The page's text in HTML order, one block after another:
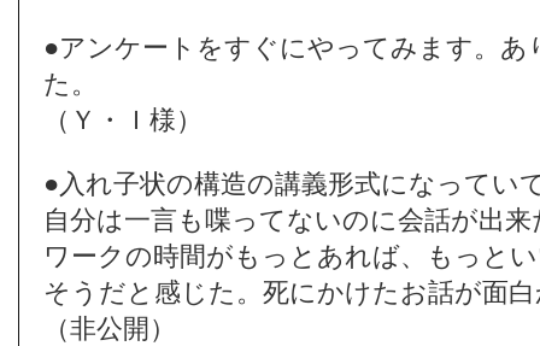
●アンケートをすぐにやってみます。
た。
（Ｙ・Ｉ様）
●入れ子状の構造の講義形式になってい
自分は一言も喋ってないのに会話が出
ワークの時間がもっとあれば、もっと
そうだと感じた。死にかけたお話が面
（非公開）